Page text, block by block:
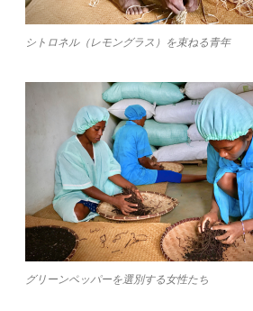
シトロネル（レモングラス）を束ねる青年
グリーンペッパーを選別する女性たち